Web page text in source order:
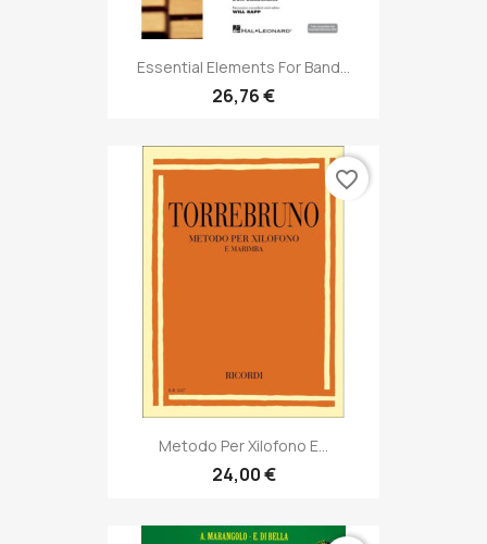
Essential Elements For Band...
26,76 €
Metodo Per Xilofono E...
24,00 €
favorite_border